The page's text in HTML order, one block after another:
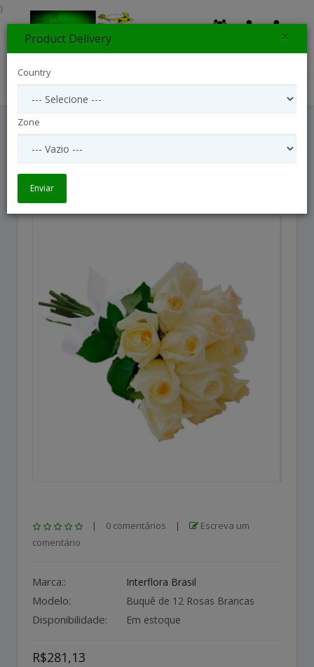
Buquê De 12 Rosas Brancas
| 0 comentários |
Escreva um
comentário
Marca:: Interflora Brasil
Modelo: Buquê de 12 Rosas Brancas
Disponibilidade: Em estoque
R$281,13
}
Product Delivery ×
Country
Zone
Enviar